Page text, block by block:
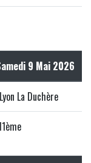
9 Mai 2026
Lyon La Duchère